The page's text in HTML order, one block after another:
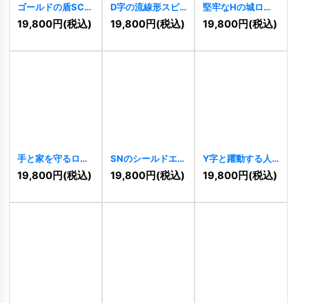
ゴールドの盾SCロ
ゴ 11264]
19,800円(税込)
D字の流線形スピ
ードロゴ [11262]
19,800円(税込)
堅牢なHの城ロゴ
[11254]
19,800円(税込)
手と家を守るロゴ
[11250]
19,800円(税込)
SNのシールドエン
ブレムロゴ
11248 ]
19,800円(税込)
Y字と躍動する人
型の先進的成長ロ
ゴ [ 11243 ]
19,800円(税込)